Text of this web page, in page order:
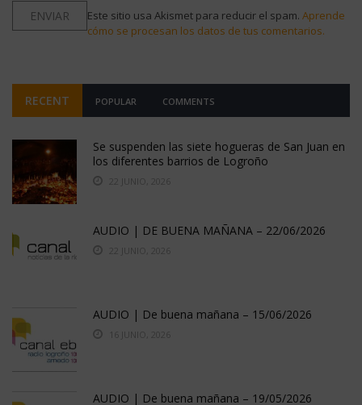
Este sitio usa Akismet para reducir el spam. Aprende
cómo se procesan los datos de tus comentarios.
RECENT POPULAR COMMENTS
Se suspenden las siete hogueras de San Juan en
los diferentes barrios de Logroño
22 JUNIO, 2026
AUDIO | DE BUENA MAÑANA – 22/06/2026
22 JUNIO, 2026
AUDIO | De buena mañana – 15/06/2026
16 JUNIO, 2026
AUDIO | De buena mañana – 19/05/2026